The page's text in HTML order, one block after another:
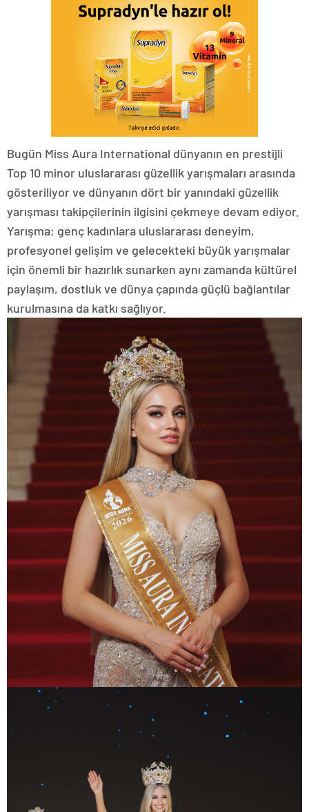
Bugün Miss Aura International dünyanın en prestijli
Top 10 minor uluslararası güzellik yarışmaları arasında
gösteriliyor ve dünyanın dört bir yanındaki güzellik
yarışması takipçilerinin ilgisini çekmeye devam ediyor.
Yarışma; genç kadınlara uluslararası deneyim,
profesyonel gelişim ve gelecekteki büyük yarışmalar
için önemli bir hazırlık sunarken aynı zamanda kültürel
paylaşım, dostluk ve dünya çapında güçlü bağlantılar
kurulmasına da katkı sağlıyor.